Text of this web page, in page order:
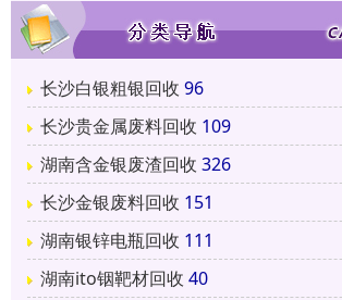
长沙白银粗银回收 96
长沙贵金属废料回收 109
湖南含金银废渣回收 326
长沙金银废料回收 151
湖南银锌电瓶回收 111
湖南ito铟靶材回收 40